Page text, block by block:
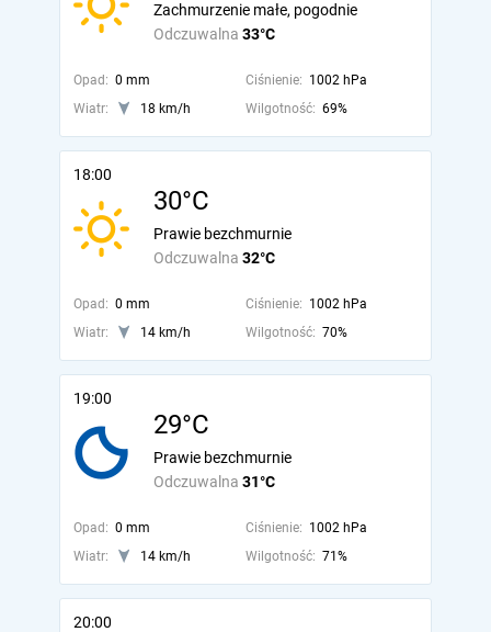
Odczuwalna 33°C
Zachmurzenie małe, pogodnie
Opad: 0 mm Ciśnienie: 1002 hPa
Wiatr:
18 km/h Wilgotność: 69%
18:00
30°C
Odczuwalna 32°C
Prawie bezchmurnie
Opad: 0 mm Ciśnienie: 1002 hPa
Wiatr:
14 km/h Wilgotność: 70%
19:00
29°C
Odczuwalna 31°C
Prawie bezchmurnie
Opad: 0 mm Ciśnienie: 1002 hPa
Wiatr:
14 km/h Wilgotność: 71%
20:00